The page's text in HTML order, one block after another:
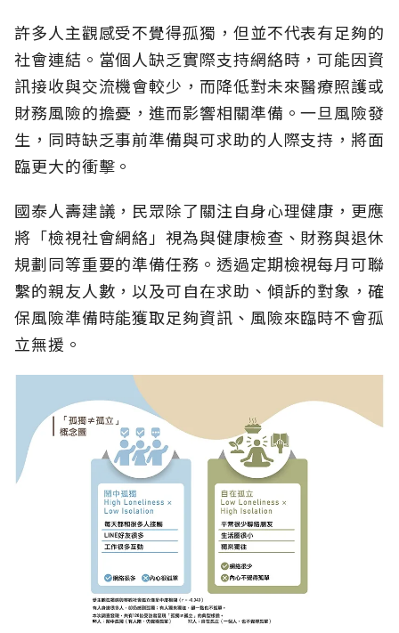
許多人主觀感受不覺得孤獨，但並不代表有足夠的
社會連結。當個人缺乏實際支持網絡時，可能因資
訊接收與交流機會較少，而降低對未來醫療照護或
財務風險的擔憂，進而影響相關準備。一旦風險發
生，同時缺乏事前準備與可求助的人際支持，將面
臨更大的衝擊。
國泰人壽建議，民眾除了關注自身心理健康，更應
將「檢視社會網絡」視為與健康檢查、財務與退休
規劃同等重要的準備任務。透過定期檢視每月可聯
繫的親友人數，以及可自在求助、傾訴的對象，確
保風險準備時能獲取足夠資訊、風險來臨時不會孤
立無援。